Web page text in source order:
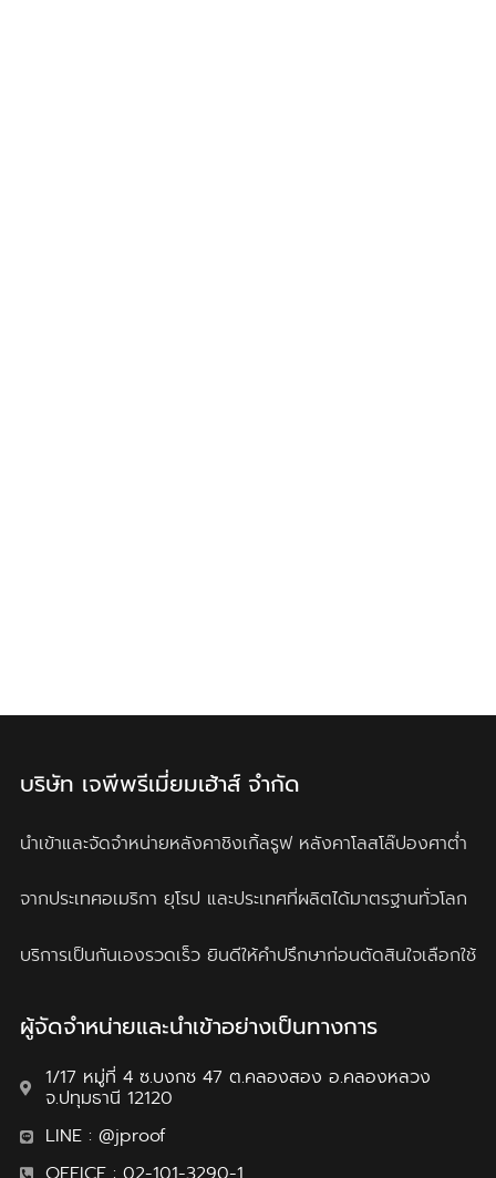
บริษัท เจพีพรีเมี่ยมเฮ้าส์ จำกัด
นำเข้าและจัดจำหน่ายหลังคาชิงเกิ้ลรูฟ หลังคาโลสโล๊ปองศาต่ำ
จากประเทศอเมริกา ยุโรป และประเทศที่ผลิตได้มาตรฐานทั่วโลก
บริการเป็นกันเองรวดเร็ว ยินดีให้คำปรึกษาก่อนตัดสินใจเลือกใช้
ผู้จัดจำหน่ายและนำเข้าอย่างเป็นทางการ
1/17 หมู่ที่ 4 ซ.บงกช 47 ต.คลองสอง อ.คลองหลวง
จ.ปทุมธานี 12120
LINE : @jproof